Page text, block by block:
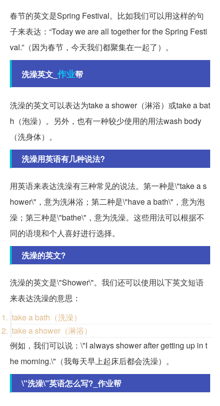
春节的英文是Spring Festival。比如我们可以用这样的句
子来表达：“Today we are all together for the Spring Festi
val.”（因为春节，今天我们都聚集在一起了）。
洗澡英文_ 作业帮
洗澡的英文可以表达为take a shower（淋浴）或take a bat
h（泡澡）。另外，也有一种较少使用的用法wash body
（洗身体）。
洗澡用英语有几种说法?
用英语来表达洗澡有三种常见的说法。第一种是\"take a s
hower\"，意为洗淋浴；第二种是\"have a bath\"，意为泡
澡；第三种是\"bathe\"，意为洗澡。这些用法可以根据不
同的语境和个人喜好进行选择。
洗澡的英文?
洗澡的英文是\"Shower\"。我们还可以使用以下英文短语
来表达洗澡的意思：
take a bath（洗澡）
take a shower（淋浴）
例如，我们可以说：\"I always shower after getting up in t
he morning.\"（我每天早上起床后都会洗澡）。
\"洗澡\"英语怎么写?_作业帮